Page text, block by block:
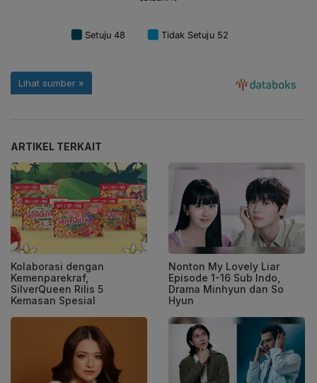
ARTIKEL TERKAIT
Kolaborasi dengan
Kemenparekraf,
SilverQueen Rilis 5
Kemasan Spesial
Nonton My Lovely Liar
Episode 1-16 Sub Indo,
Drama Minhyun dan So
Hyun